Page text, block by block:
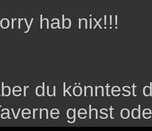
hab nix!!!
du könntest
gehst